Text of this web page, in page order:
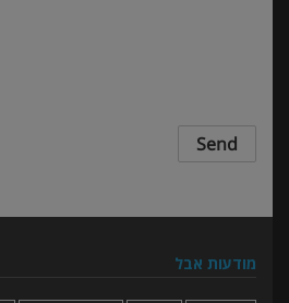
מודעות אבל